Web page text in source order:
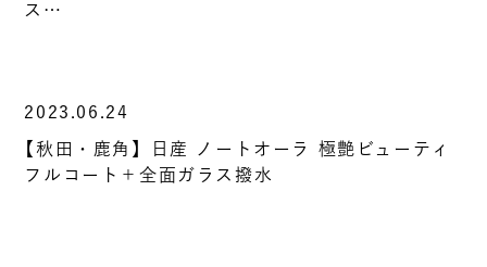
ス…
2023.06.24
【秋田・鹿角】日産 ノートオーラ 極艶ビューティ
フルコート＋全面ガラス撥水